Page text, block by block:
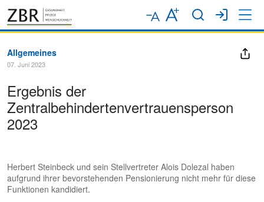
Allgemeines
07. Juni 2023
Ergebnis der
Zentralbehindertenvertrauensperson
2023
Herbert Steinbeck und sein Stellvertreter Alois Dolezal haben
aufgrund ihrer bevorstehenden Pensionierung nicht mehr für diese
Funktionen kandidiert.